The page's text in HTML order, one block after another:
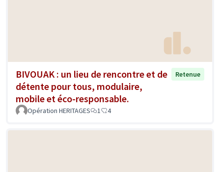
BIVOUAK : un lieu de rencontre et de
détente pour tous, modulaire,
mobile et éco-responsable.
Retenue
Opération HERITAGES 1 4